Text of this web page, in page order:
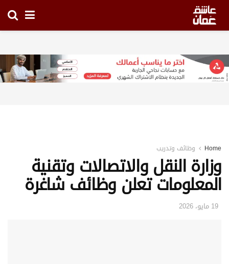
Home وظائف وتدريب
وزارة النقل والاتصالات وتقنية
المعلومات تعلن وظائف شاغرة
19 مايو، 2026